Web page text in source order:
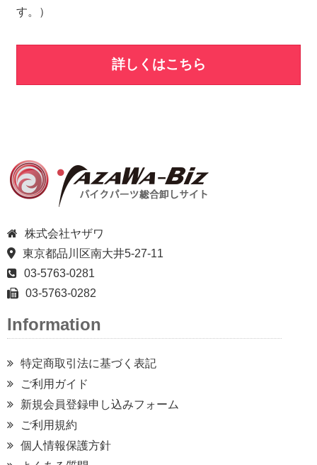
す。）
詳しくはこちら
株式会社ヤザワ
東京都品川区南大井5-27-11
03-5763-0281
03-5763-0282
Information
特定商取引法に基づく表記
ご利用ガイド
新規会員登録申し込みフォーム
ご利用規約
個人情報保護方針